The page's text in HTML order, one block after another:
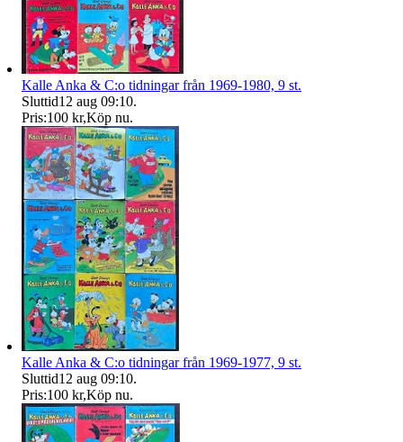
Kalle Anka & C:o tidningar från 1969-1980, 9 st.
Sluttid12 aug 09:10.
Pris:100 kr,Köp nu.
Kalle Anka & C:o tidningar från 1969-1977, 9 st.
Sluttid12 aug 09:10.
Pris:100 kr,Köp nu.